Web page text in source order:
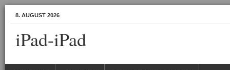
8. AUGUST 2026
iPad-iPad